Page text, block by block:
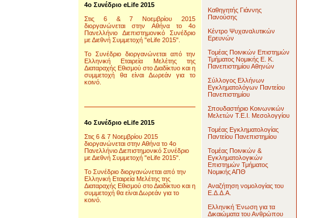
4o Συνέδριο eLife 2015
Στις 6 & 7 Νοεμβρίου 2015
διοργανώνεται στην Αθήνα το 4ο
Πανελλήνιο Διεπιστημονικό Συνέδριο
με Διεθνή Συμμετοχή "eLife 2015".
To Συνέδριο διοργανώνεται από την
Ελληνική Εταιρεία Μελέτης της
Διαταραχής Εθισμού στο Διαδίκτυο και η
συμμετοχή θα είναι Δωρεάν για το
κοινό.
4o Συνέδριο eLife 2015
Στις 6 & 7 Νοεμβρίου 2015
διοργανώνεται στην Αθήνα το 4ο
Πανελλήνιο Διεπιστημονικό Συνέδριο
με Διεθνή Συμμετοχή "eLife 2015".
To Συνέδριο διοργανώνεται από την
Ελληνική Εταιρεία Μελέτης της
Διαταραχής Εθισμού στο Διαδίκτυο και η
συμμετοχή θα είναι Δωρεάν για το
κοινό.
Καθηγητής Γιάννης
Πανούσης
Κέντρο Ψυχαναλυτικών
Ερευνών
Τομέας Ποινικών Επιστημών
Τμήματος Νομικής Ε. Κ.
Πανεπιστημίου Αθηνών
Σύλλογος Ελλήνων
Εγκληματολόγων Παντείου
Πανεπιστημίου
Σπουδαστήριο Κοινωνικών
Μελετών Τ.Ε.Ι. Μεσολογγίου
Τομέας Εγκληματολογίας
Παντείου Πανεπιστημίου
Τομέας Ποινικών &
Εγκληματολογικών
Επιστημών Τμήματος
Νομικής ΑΠΘ
Αναζήτηση νομολογίας του
Ε.Δ.Δ.Α.
Ελληνική Ένωση για τα
Δικαιώματα του Ανθρώπου